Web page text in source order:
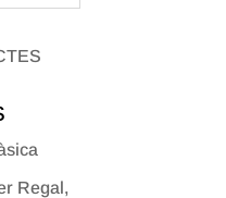
Regal,